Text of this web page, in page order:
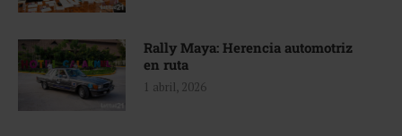
Rally Maya: Herencia automotriz
en ruta
1 abril, 2026